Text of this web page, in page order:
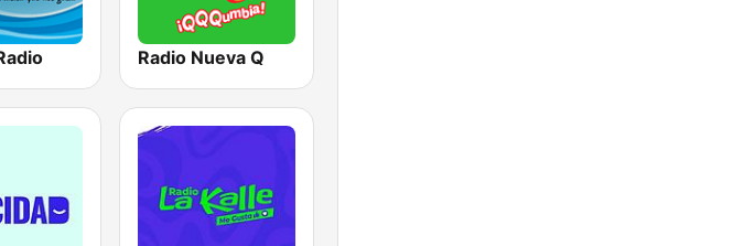
Radio Nueva Q